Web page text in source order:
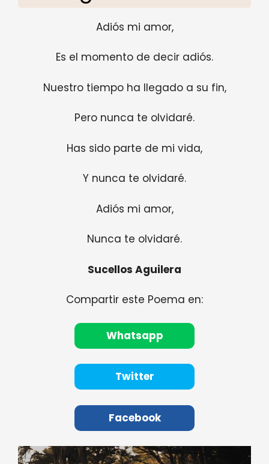
Adiós mi amor,
Es el momento de decir adiós.
Nuestro tiempo ha llegado a su fin,
Pero nunca te olvidaré.
Has sido parte de mi vida,
Y nunca te olvidaré.
Adiós mi amor,
Nunca te olvidaré.
Sucellos Aguilera
Compartir este Poema en:
Whatsapp
Twitter
Facebook